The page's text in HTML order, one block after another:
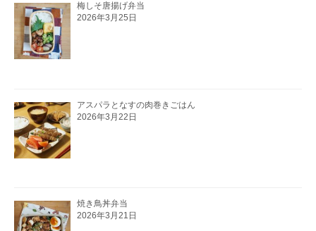
梅しそ唐揚げ弁当
2026年3月25日
アスパラとなすの肉巻きごはん
2026年3月22日
焼き鳥丼弁当
2026年3月21日